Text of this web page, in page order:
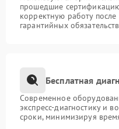
прошедшие
корректную работу
гарантийных обязательств
Бесплатная
Современное
экспресс-диагностику и
сроки, минимизируя